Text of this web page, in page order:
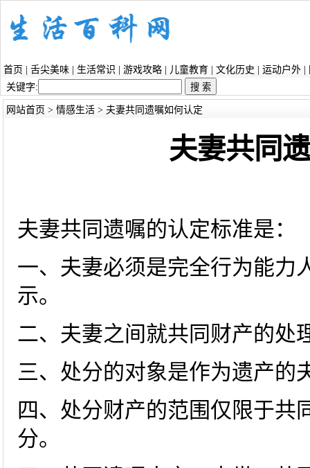
首页 舌尖美味 生活常识 游戏攻略 儿童教育 文化历史 运动户外
关键字:
网站首页 > 情感生活> 夫妻共同遗嘱如何认定
夫妻共同
夫妻共同遗嘱的认定标准是：
一、夫妻必须是完全行为能力
示。
二、夫妻之间就共同财产的处
三、处分的对象是作为遗产的
四、处分财产的范围仅限于共
分。